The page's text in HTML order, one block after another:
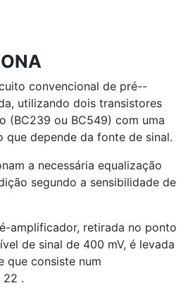
convencional de pré--
utilizando dois transistores
(BC239 ou BC549) com uma
que depende da fonte de sinal.
a necessária equalização
segundo a sensibilidade de
amplificador, retirada no ponto
de sinal de 400 mV, é levada
que consiste num
22 .